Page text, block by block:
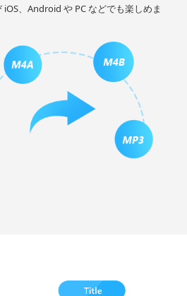
、Android や PC などでも楽しめま